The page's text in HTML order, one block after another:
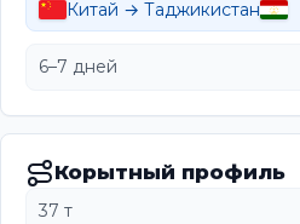
Китай → Таджикистан
6–7 дней
Корытный профиль
37 т